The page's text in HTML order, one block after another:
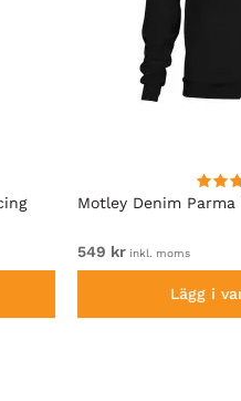
Motley Denim Parma
549 kr inkl. moms
Lägg i